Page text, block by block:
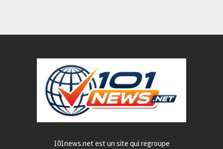
101news.net est un site qui regroupe